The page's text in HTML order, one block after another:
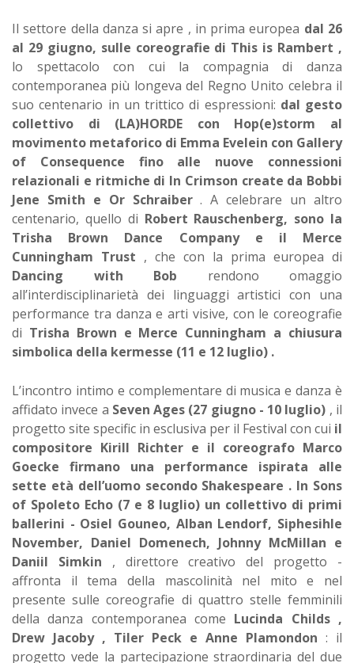
Il settore della danza si apre , in prima europea dal 26
al 29 giugno, sulle coreografie di This is Rambert ,
lo spettacolo con cui la compagnia di danza
contemporanea più longeva del Regno Unito celebra il
suo centenario in un trittico di espressioni: dal gesto
collettivo di (LA)HORDE con Hop(e)storm al
movimento metaforico di Emma Evelein con Gallery
of Consequence fino alle nuove connessioni
relazionali e ritmiche di In Crimson create da Bobbi
Jene Smith e Or Schraiber. A celebrare un altro
centenario, quello di Robert Rauschenberg, sono la
Trisha Brown Dance Company e il Merce
Cunningham Trust , che con la prima europea di
Dancing with Bob rendono omaggio
all’interdisciplinarietà dei linguaggi artistici con una
performance tra danza e arti visive, con le coreografie
di Trisha Brown e Merce Cunningham a chiusura
simbolica della kermesse (11 e 12 luglio) .
L’incontro intimo e complementare di musica e danza è
affidato invece a Seven Ages (27 giugno - 10 luglio) , il
progetto site specific in esclusiva per il Festival con cui il
compositore Kirill Richter e il coreografo Marco
Goecke firmano una performance ispirata alle
sette età dell’uomo secondo Shakespeare . In Sons
of Spoleto Echo (7 e 8 luglio) un collettivo di primi
ballerini - Osiel Gouneo, Alban Lendorf, Siphesihle
November, Daniel Domenech, Johnny McMillan e
Daniil Simkin , direttore creativo del progetto -
affronta il tema della mascolinità nel mito e nel
presente sulle coreografie di quattro stelle femminili
della danza contemporanea come Lucinda Childs ,
Drew Jacoby , Tiler Peck e Anne Plamondon : il
progetto vede la partecipazione straordinaria del due